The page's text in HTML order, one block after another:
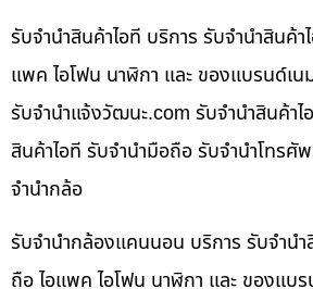
รับจำนำสินค้าไอที บริการ รับจำนำสินค้
แพค ไอโฟน นาฬิกา และ ของแบรนด์เน
รับจํานําแจ้งวัฒนะ.com รับจำนำสินค้าไ
สินค้าไอที รับจำนำมือถือ รับจำนำโทรศั
จำนำกล้อ
รับจำนำกล้องแคนนอน บริการ รับจำนำ
ถือ ไอแพค ไอโฟน นาฬิกา และ ของแบ